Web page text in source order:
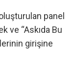
panel
ve “Askıda Bu
girişine